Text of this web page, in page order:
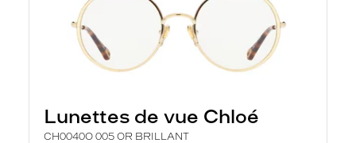
Lunettes de vue Chloé
CH0040O 005 OR BRILLANT